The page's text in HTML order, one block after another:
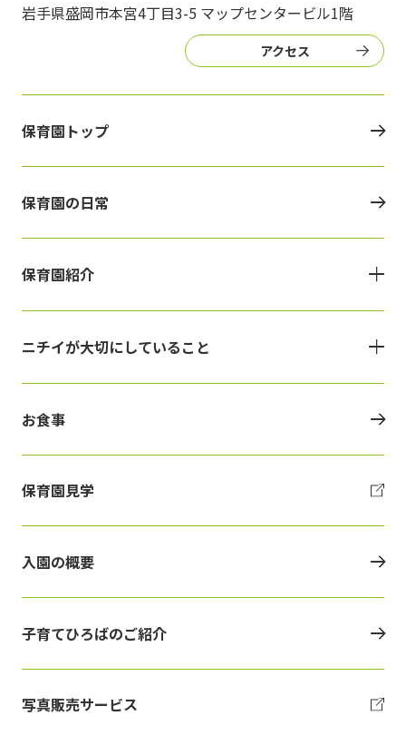
岩手県盛岡市本宮4丁目3-5 マップセンタービル1階
アクセス
保育園トップ
保育園の日常
保育園紹介
ニチイが大切にしていること
お食事
保育園見学
入園の概要
子育てひろばのご紹介
写真販売サービス